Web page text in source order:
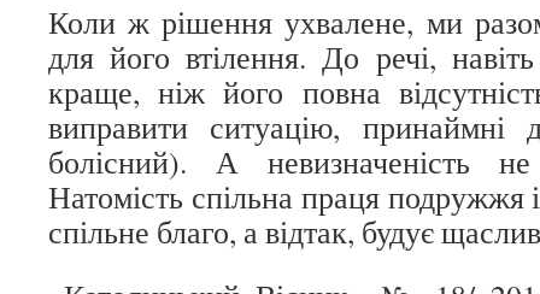
Коли ж рішення ухвалене, ми
для його втілення. До речі,
краще, ніж його повна
виправити ситуацію, принаймні
болісний). А невизначеність
Натомість спільна праця подружжя
спільне благо, а відтак, будує